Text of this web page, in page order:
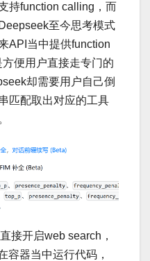
持function calling，而
至今思考模式
API当中提供function
便用户直接走专门的
却需要用户自己倒
匹配取出对应的工具
接开启web search，
容器当中运行代码，